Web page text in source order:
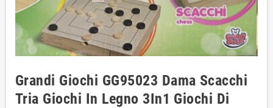
Grandi Giochi GG95023 Dama Scacchi
Tria Giochi In Legno 3In1 Giochi Di